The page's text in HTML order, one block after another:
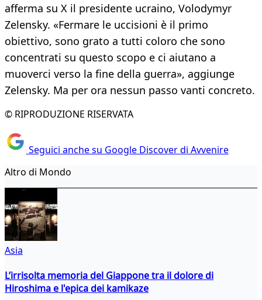
afferma su X il presidente ucraino, Volodymyr
Zelensky. «Fermare le uccisioni è il primo
obiettivo, sono grato a tutti coloro che sono
concentrati su questo scopo e ci aiutano a
muoverci verso la fine della guerra», aggiunge
Zelensky. Ma per ora nessun passo vanti concreto.
© RIPRODUZIONE RISERVATA
Seguici anche su Google Discover di Avvenire
Altro di Mondo
Asia
L’irrisolta memoria del Giappone tra il dolore di
Hiroshima e l'epica dei kamikaze